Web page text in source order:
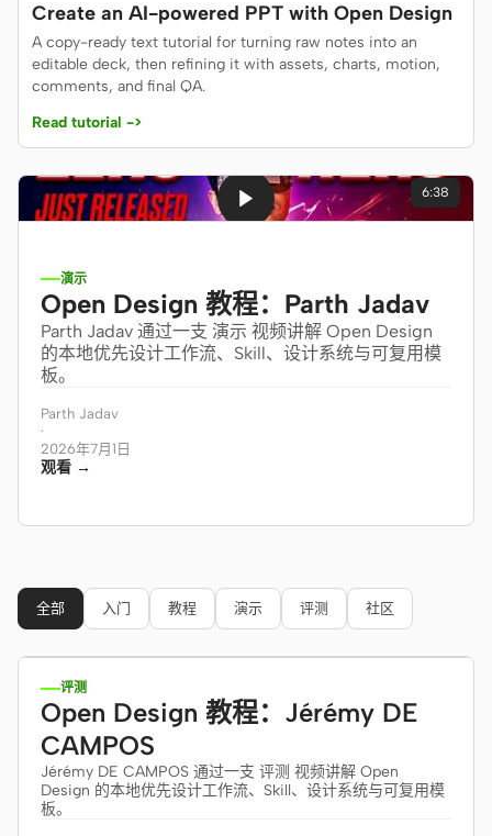
Gemini CLI
GitHub Copilot CLI
Qwen Code
Grok Build
Kimi CLI
DeepSeek TUI
Trae CLI
Aider
Antigravity
DeepSeek Reasonix
Pi
Kiro CLI
Kilo
Mistral Vibe CLI
Qoder CLI
Create an AI-powered PPT with Open Design
A copy-ready text tutorial for turning raw notes into an
editable deck, then refining it with assets, charts, motion,
comments, and final QA.
Read tutorial ->
6:38
演示
Open Design 教程：Parth Jadav
Parth Jadav 通过一支 演示 视频讲解 Open Design
的本地优先设计工作流、Skill、设计系统与可复用模
板。
Parth Jadav
·
2026年7月1日
观看 →
全部 入门 教程 演示 评测 社区
评测
Open Design 教程：Jérémy DE
CAMPOS
Jérémy DE CAMPOS 通过一支 评测 视频讲解 Open
Design 的本地优先设计工作流、Skill、设计系统与可复用模
板。